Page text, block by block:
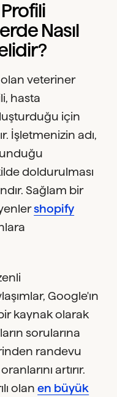
Nasıl
veteriner
hasta
için
İşletmenizin adı,
doldurulması
Sağlam bir
shopify
Google'ın
kaynak olarak
sorularına
randevu
artırır.
olanen büyük